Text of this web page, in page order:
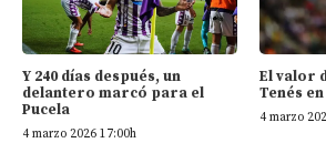
Y 240 días después, un
delantero marcó para el
Pucela
4 marzo 2026 17:00h
El valor
Tenés
4 marzo